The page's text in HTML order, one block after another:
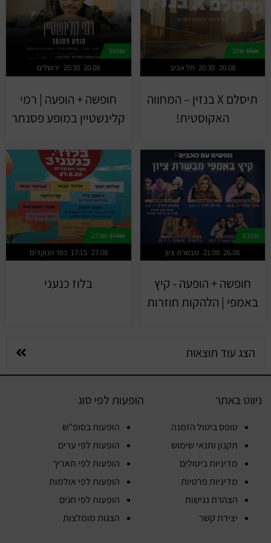
65₪
תל אביב 20:30 20.08
תיסלם X בנזין – המחווה
האקוסטית!
690₪
ירושלים 20:30 20.08
חופשה + הופעה | רמי
קלינשטיין במופע פסנתר
630₪
מבשרת ציון 21:00 26.08
חופשה + הופעה - קיץ
באמפי | הלהקות חוזרות
379₪
279₪
כפר הנוקדים 17:15 27.08
בלוז כנעני
הצג עוד תוצאות
ניווט באתר
טופס ביטול הזמנה
תקנון ותנאי שימוש
מדיניות ביטולים
מדיניות פרטיות
הצהרת נגישות
יצירת קשר
הופעות לפי סוג
הופעות בסופ"ש
הופעות לפי ערים
הופעות לפי תאריך
הופעות לפי אולמות
הופעות לפי חגים
הצגות מומלצות